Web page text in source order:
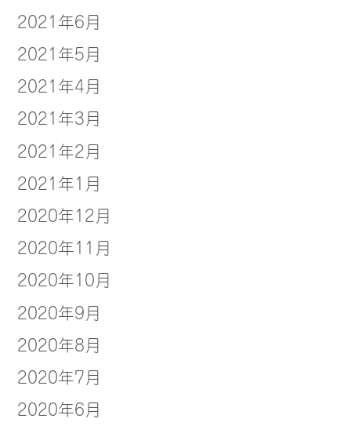
2021年6月
2021年5月
2021年4月
2021年3月
2021年2月
2021年1月
2020年12月
2020年11月
2020年10月
2020年9月
2020年8月
2020年7月
2020年6月